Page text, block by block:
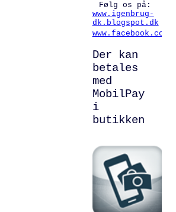
Følg os på:
www.igenbrug-
dk.blogspot.dk
Der kan
betales
med
MobilPay
i
butikken